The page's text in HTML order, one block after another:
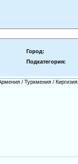
Город:
Подкатегория:
/ Туркмения / Киргизия